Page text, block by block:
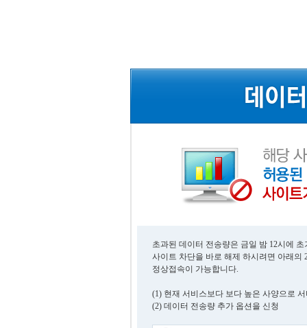
초과된 데이터 전송량은 금일 밤 12시에
사이트 차단을 바로 해제 하시려면 아래의
정상접속이 가능합니다.
(1) 현재 서비스보다 보다 높은 사양으로
(2) 데이터 전송량 추가 옵션을 신청